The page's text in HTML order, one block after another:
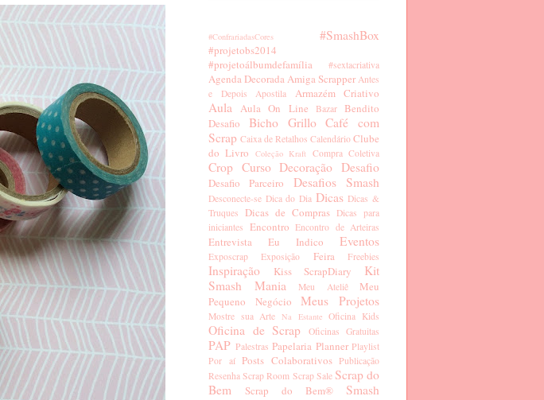
#ConfrariadasCores #SmashBox
#projetobs2014
#projetoálbumdefamília
#sextacriativa
Agenda DecoradaAmiga Scrapper Antes
e Depois
Apostila Armazém Criativo
Aula Aula On Line Bazar
Bendito
Desafio
Bicho Grillo Café com
Scrap Caixa de Retalhos Calendário Clube
do Livro
Coleção Kraft Compra Coletiva
Crop Curso Decoração Desafio
Desafio Parceiro Desafios Smash
Desconecte-se Dica do Dia Dicas Dicas &
Truques
Dicas de Compras Dicas para
iniciantes Encontro Encontro de Arteiras
Entrevista Eu Indico Eventos
Exposcrap Exposição Feira Freebies
Inspiração Kiss ScrapDiary
Kit
Smash Mania
Meu Ateliê
Meu
Pequeno Negócio
Meus Projetos
Mostre sua Arte Na Estante Oficina Kids
Oficina de Scrap Oficinas Gratuitas
PAP Palestras Papelaria Planner Playlist
Por aí
Posts Colaborativos
Publicação
Resenha Scrap Room Scrap Sale Scrap do
Bem
Scrap do Bem® Smash